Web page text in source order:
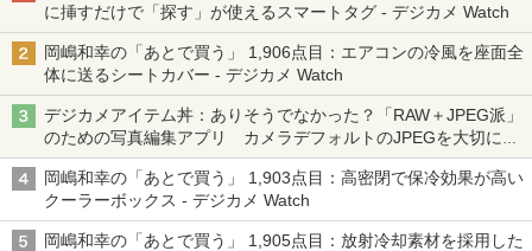
に挿すだけで「探す」が使えるスマートタグ - デジカメ Watch
岡嶋和幸の「あとで買う」 1,906点目：エアコンの冷風を座面全
体に送るシートカバー - デジカメ Watch
デジカメアイテム丼：ありそうでなかった？「RAW＋JPEG派」
のための写真編集アプリ カメラデフォルトのJPEGを大切にす
る「Filmator」
岡嶋和幸の「あとで買う」 1,903点目：高密閉で保冷効果が高い
クーラーボックス - デジカメ Watch
岡嶋和幸の「あとで買う」 1,905点目：放射冷却素材を採用した